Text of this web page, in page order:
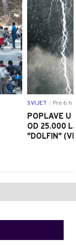
SVIJET Pre 6 h
POPLAVE U
OD 25.000
"DOLFIN"